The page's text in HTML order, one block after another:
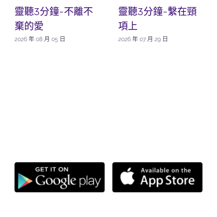
靈聽3分鐘-不離不
棄的愛
2026 年 08 月 05 日
靈聽3分鐘-繫在頸
項上
2026 年 07 月 29 日